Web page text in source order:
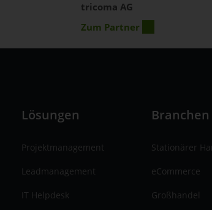
tricoma AG
Zum Partner
Lösungen
Projektmanagement
Leadmanagement
IT Helpdesk
Branchen
Stationärer
eCommerce
Großhandel